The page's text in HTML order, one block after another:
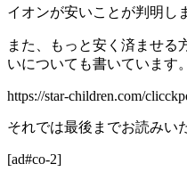
イオンが安いことが判明し
また、もっと安く済ませる
いについても書いています。
https://star-children.com/
それでは最後までお読みい
[ad#co-2]